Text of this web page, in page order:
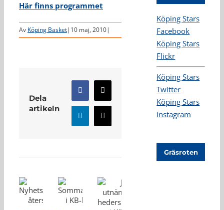
Här finns programmet
Av Köping Basket| 10 maj, 2010|
Dela
artikeln
Facebook
X
LinkedInE-
post
Köping Stars
Facebook
Köping Stars
Flickr
Köping Stars
Twitter
Köping Stars
Instagram
Gräsroten